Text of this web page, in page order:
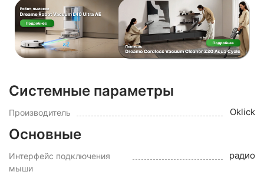
Системные параметры
Производитель Oklick
Основные
Интерфейс подключения
мыши
радио